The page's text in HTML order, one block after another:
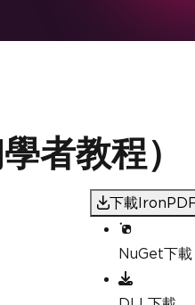
者教程）
下載
NuGet下載